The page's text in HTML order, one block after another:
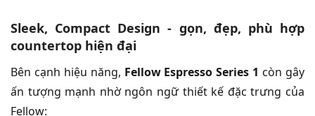
Sleek, Compact Design - gọn, đẹp, phù hợp
countertop hiện đại
Bên cạnh hiệu năng, Fellow Espresso Series 1 còn gây
ấn tượng mạnh nhờ ngôn ngữ thiết kế đặc trưng của
Fellow: